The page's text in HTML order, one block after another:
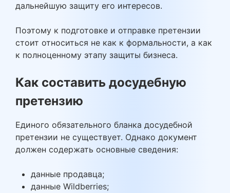
дальнейшую защиту его интересов.
Поэтому к подготовке и отправке претензии
стоит относиться не как к формальности, а как
к полноценному этапу защиты бизнеса.
Как составить досудебную
претензию
Единого обязательного бланка досудебной
претензии не существует. Однако документ
должен содержать основные сведения:
данные продавца;
данные Wildberries;